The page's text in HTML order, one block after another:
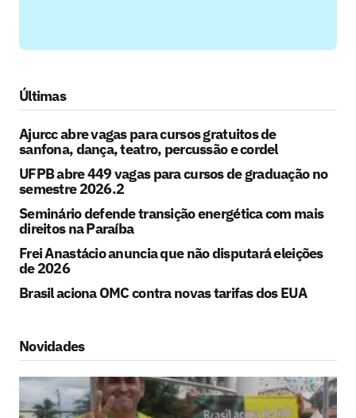
Últimas
Ajurcc abre vagas para cursos gratuitos de
sanfona, dança, teatro, percussão e cordel
UFPB abre 449 vagas para cursos de graduação no
semestre 2026.2
Seminário defende transição energética com mais
direitos na Paraíba
Frei Anastácio anuncia que não disputará eleições
de 2026
Brasil aciona OMC contra novas tarifas dos EUA
Novidades